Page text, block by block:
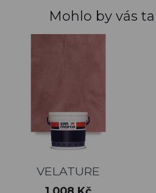
Mohlo by vás
VELATURE
Cena